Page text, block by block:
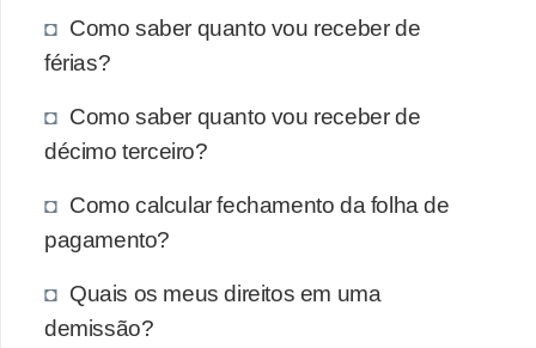
Como saber quanto vou receber de
férias?
Como saber quanto vou receber de
décimo terceiro?
Como calcular fechamento da folha de
pagamento?
Quais os meus direitos em uma
demissão?